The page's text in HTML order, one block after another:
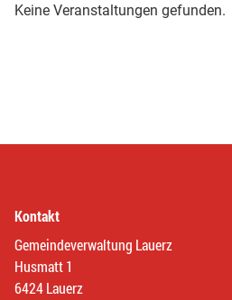
Keine Veranstaltungen gefunden.
Kontakt
Gemeindeverwaltung Lauerz
Husmatt 1
6424 Lauerz